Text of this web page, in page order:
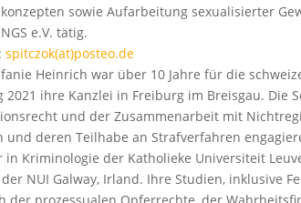
sowie Aufarbeitung sexualisierter
e.V. tätig.
spitczok(at)posteo.de
Heinrich war über 10 Jahre für die
2021 ihre Kanzlei in Freiburg im Breisgau. Die
und der Zusammenarbeit mit
und deren Teilhabe an Strafverfahren
in Kriminologie der Katholieke Universiteit
NUI Galway, Irland. Ihre Studien, inklusive